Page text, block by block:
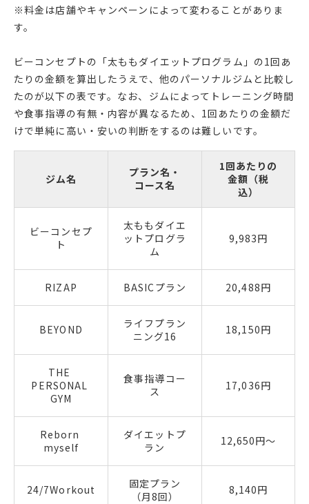
※料金は店舗やキャンペーンによって変わることがありま
す。
ビーコンセプトの「太ももダイエットプログラム」の1回あ
たりの金額を算出したうえで、他のパーソナルジムと比較し
たのが以下の表です。なお、ジムによってトレーニング時間
や食事指導の有無・内容が異なるため、1回あたりの金額だ
ジム名
プラン名・
コース名
1回あたりの
金額（税
込）
ビーコンセプ
ト
太ももダイエ
ットプログラ
ム
9,983円
RIZAP BASICプラン 20,488円
BEYOND
ライフプラン
ニング16
18,150円
THE
PERSONAL
GYM
食事指導コー
ス
17,036円
Reborn
myself
ダイエットプ
ラン
12,650円～
24/7Workout
固定プラン
（月8回）
8,140円